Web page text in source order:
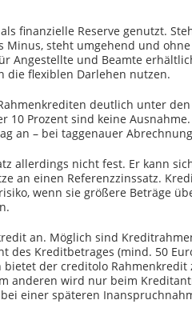
finanzielle Reserve genutzt.
Minus, steht umgehend und
Angestellte und Beamte
die flexiblen Darlehen nutzen.
deutlich unter
10 Prozent sind keine
an – bei taggenauer
allerdings nicht fest. Er kann
an einen Referenzzinssatz.
wenn sie größere Beträge
an. Möglich sind
des Kreditbetrages (mind. 50
der creditolo Rahmenkredit
anderen wird nur beim
einer späteren